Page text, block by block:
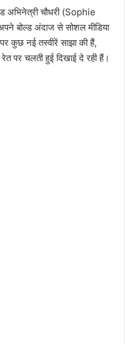
अभिनेत्री चौधरी (Sophie
बोल्ड अंदाज से सोशल मीडिया
कुछ नई तस्वीरें साझा की हैं,
पर चलती हुई दिखाई दे रही हैं।